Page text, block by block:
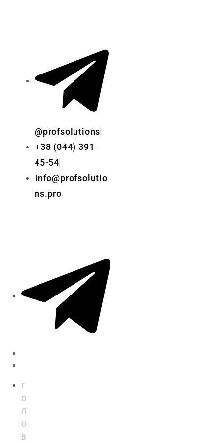
@profsolutions
+38 (044) 391-
45-54
info@profsolutio
ns.pro
Г
О
Л
О
В